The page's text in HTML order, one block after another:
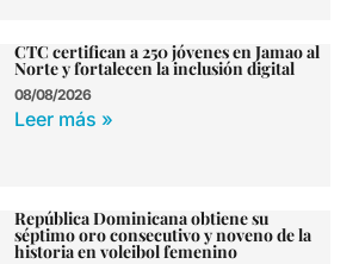
CTC certifican a 250 jóvenes en Jamao al
Norte y fortalecen la inclusión digital
08/08/2026
Leer más »
República Dominicana obtiene su
séptimo oro consecutivo y noveno de la
historia en voleibol femenino